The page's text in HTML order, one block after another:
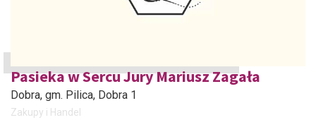
Pasieka w Sercu Jury Mariusz Zagała
Dobra, gm. Pilica, Dobra 1
Zakupy i Handel